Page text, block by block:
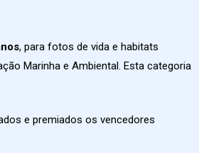
, para fotos de vida e habitats
Marinha e Ambiental. Esta categoria
e premiados os vencedores